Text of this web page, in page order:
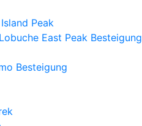
Peak
East Peak Besteigung
Besteigung